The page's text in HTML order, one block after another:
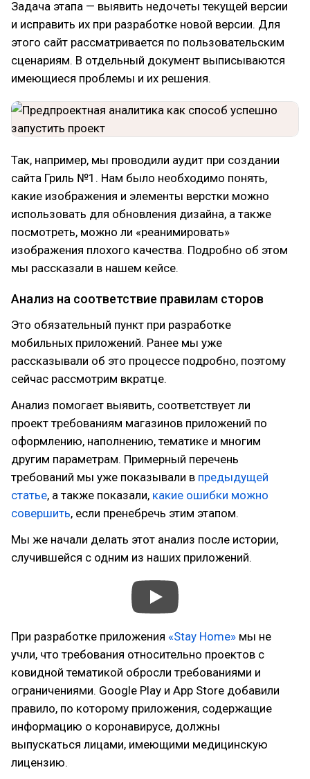
Задача этапа — выявить недочеты текущей версии
и исправить их при разработке новой версии. Для
этого сайт рассматривается по пользовательским
сценариям. В отдельный документ выписываются
имеющиеся проблемы и их решения.
Так, например, мы проводили аудит при создании
сайта Гриль №1. Нам было необходимо понять,
какие изображения и элементы верстки можно
использовать для обновления дизайна, а также
посмотреть, можно ли «реанимировать»
изображения плохого качества. Подробно об этом
мы рассказали в нашем кейсе.
Анализ на соответствие правилам сторов
Это обязательный пункт при разработке
мобильных приложений. Ранее мы уже
рассказывали об это процессе подробно, поэтому
сейчас рассмотрим вкратце.
Анализ помогает выявить, соответствует ли
проект требованиям магазинов приложений по
оформлению, наполнению, тематике и многим
другим параметрам. Примерный перечень
требований мы уже показывали в предыдущей
статье, а также показали, какие ошибки можно
совершить, если пренебречь этим этапом.
Мы же начали делать этот анализ после истории,
случившейся с одним из наших приложений.
При разработке приложения «Stay Home» мы не
учли, что требования относительно проектов с
ковидной тематикой обросли требованиями и
ограничениями. Google Play и App Store добавили
правило, по которому приложения, содержащие
информацию о коронавирусе, должны
выпускаться лицами, имеющими медицинскую
лицензию.